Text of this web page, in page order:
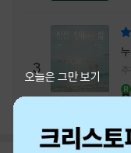
3
오늘은 그만 보기